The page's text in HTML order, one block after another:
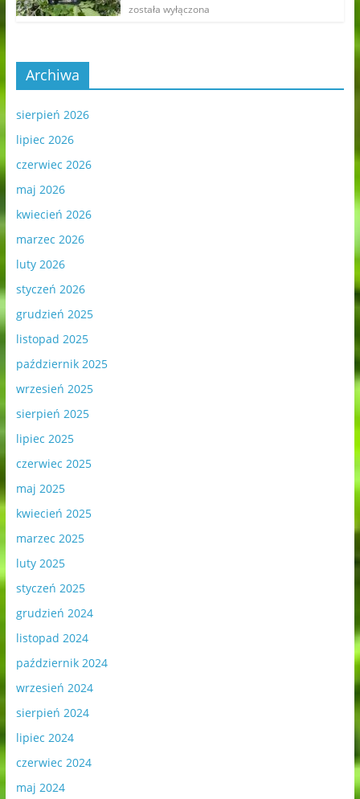
została wyłączona
Archiwa
sierpień 2026
lipiec 2026
czerwiec 2026
maj 2026
kwiecień 2026
marzec 2026
luty 2026
styczeń 2026
grudzień 2025
listopad 2025
październik 2025
wrzesień 2025
sierpień 2025
lipiec 2025
czerwiec 2025
maj 2025
kwiecień 2025
marzec 2025
luty 2025
styczeń 2025
grudzień 2024
listopad 2024
październik 2024
wrzesień 2024
sierpień 2024
lipiec 2024
czerwiec 2024
maj 2024